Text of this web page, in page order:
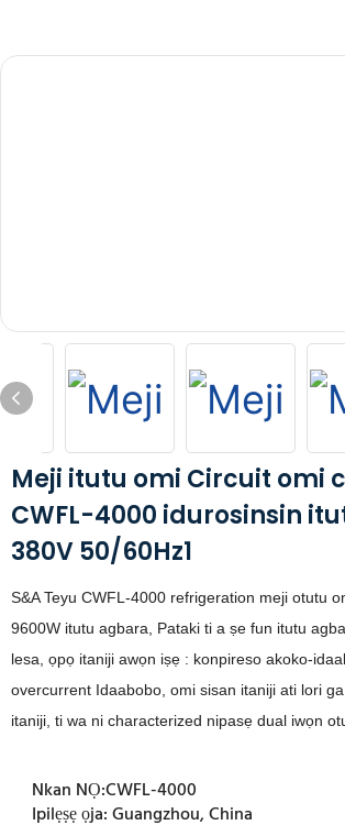
Meji itutu omi Circuit omi
CWFL-4000 idurosinsin
380V 50/60Hz1
S&A Teyu CWFL-4000 refrigeration meji otutu
9600W itutu agbara, Pataki ti a ṣe fun itutu
lesa, ọpọ itaniji awọn iṣẹ : konpireso akoko-
overcurrent Idaabobo, omi sisan itaniji ati lori
itaniji, ti wa ni characterized nipasẹ dual iwọn
Nkan NỌ:CWFL-4000
Ipilẹṣẹ ọja:Guangzhou, China